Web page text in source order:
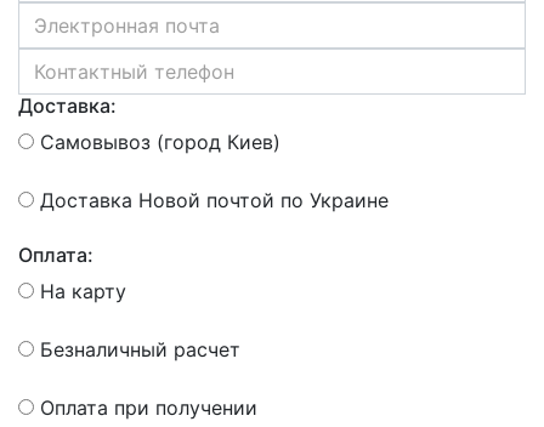
Доставка:
Самовывоз (город Киев)
Доставка Новой почтой по Украине
Оплата:
На карту
Безналичный расчет
Оплата при получении